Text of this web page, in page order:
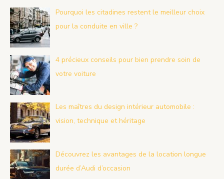
Pourquoi les citadines restent le meilleur choix
pour la conduite en ville ?
4 précieux conseils pour bien prendre soin de
votre voiture
Les maîtres du design intérieur automobile :
vision, technique et héritage
Découvrez les avantages de la location longue
durée d’Audi d’occasion